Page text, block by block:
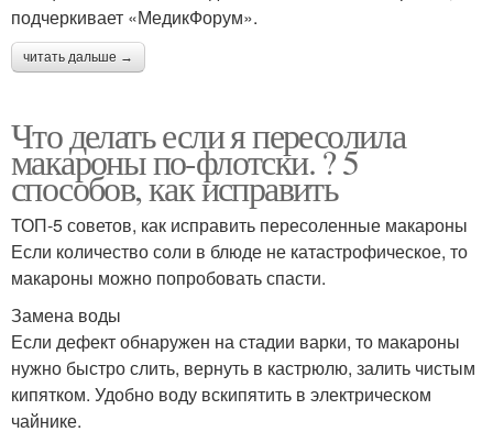
подчеркивает «МедикФорум».
читать дальше →
Что делать если я пересолила
макароны по-флотски. ? 5
способов, как исправить
ТОП-5 советов, как исправить пересоленные макароны
Если количество соли в блюде не катастрофическое, то
макароны можно попробовать спасти.
Замена воды
Если дефект обнаружен на стадии варки, то макароны
нужно быстро слить, вернуть в кастрюлю, залить чистым
кипятком. Удобно воду вскипятить в электрическом
чайнике.